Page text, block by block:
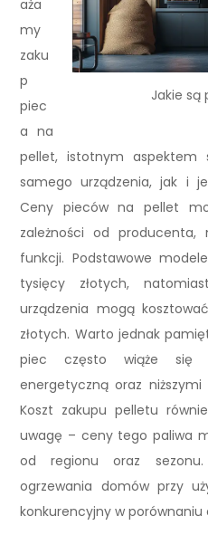
Jakie są
aża
my
zaku
p
piec
a na
pellet, istotnym aspektem
samego urządzenia, jak i
Ceny pieców na pellet
zależności od producenta,
funkcji. Podstawowe
tysięcy złotych,
urządzenia mogą
złotych. Warto jednak
piec często wiąże się
energetyczną oraz
Koszt zakupu pelletu
uwagę – ceny tego paliwa
od regionu oraz
ogrzewania domów przy
konkurencyjny w porównaniu